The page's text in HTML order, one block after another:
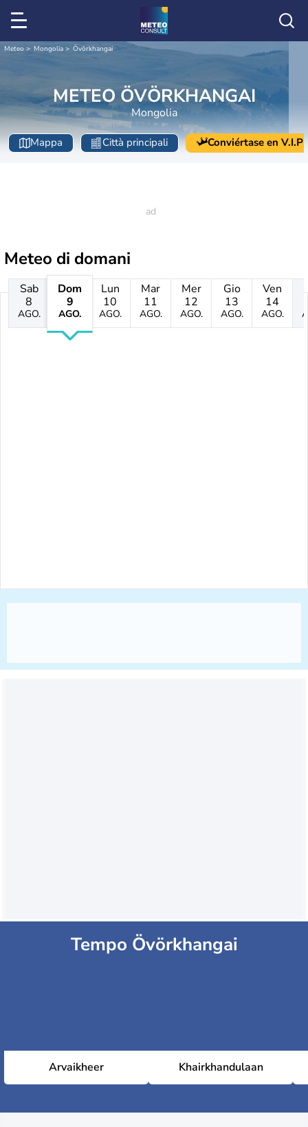
Meteo Mongolia Övörkhangai
METEO ÖVÖRKHANGAI
Mongolia
Mappa Città principali Conviértase en V.I.P
Meteo di domani
Sab
8
AGO.
Dom
9
AGO.
Lun
10
AGO.
Mar
11
AGO.
Mer
12
AGO.
Gio
13
AGO.
Ven
14
AGO.
Tempo Övörkhangai
Arvaikheer Khairkhandulaan